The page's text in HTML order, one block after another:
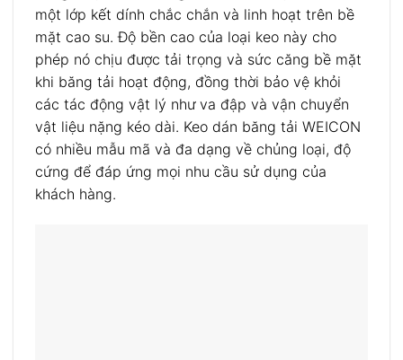
một lớp kết dính chắc chắn và linh hoạt trên bề
mặt cao su. Độ bền cao của loại keo này cho
phép nó chịu được tải trọng và sức căng bề mặt
khi băng tải hoạt động, đồng thời bảo vệ khỏi
các tác động vật lý như va đập và vận chuyển
vật liệu nặng kéo dài. Keo dán băng tải WEICON
có nhiều mẫu mã và đa dạng về chủng loại, độ
cứng để đáp ứng mọi nhu cầu sử dụng của
khách hàng.